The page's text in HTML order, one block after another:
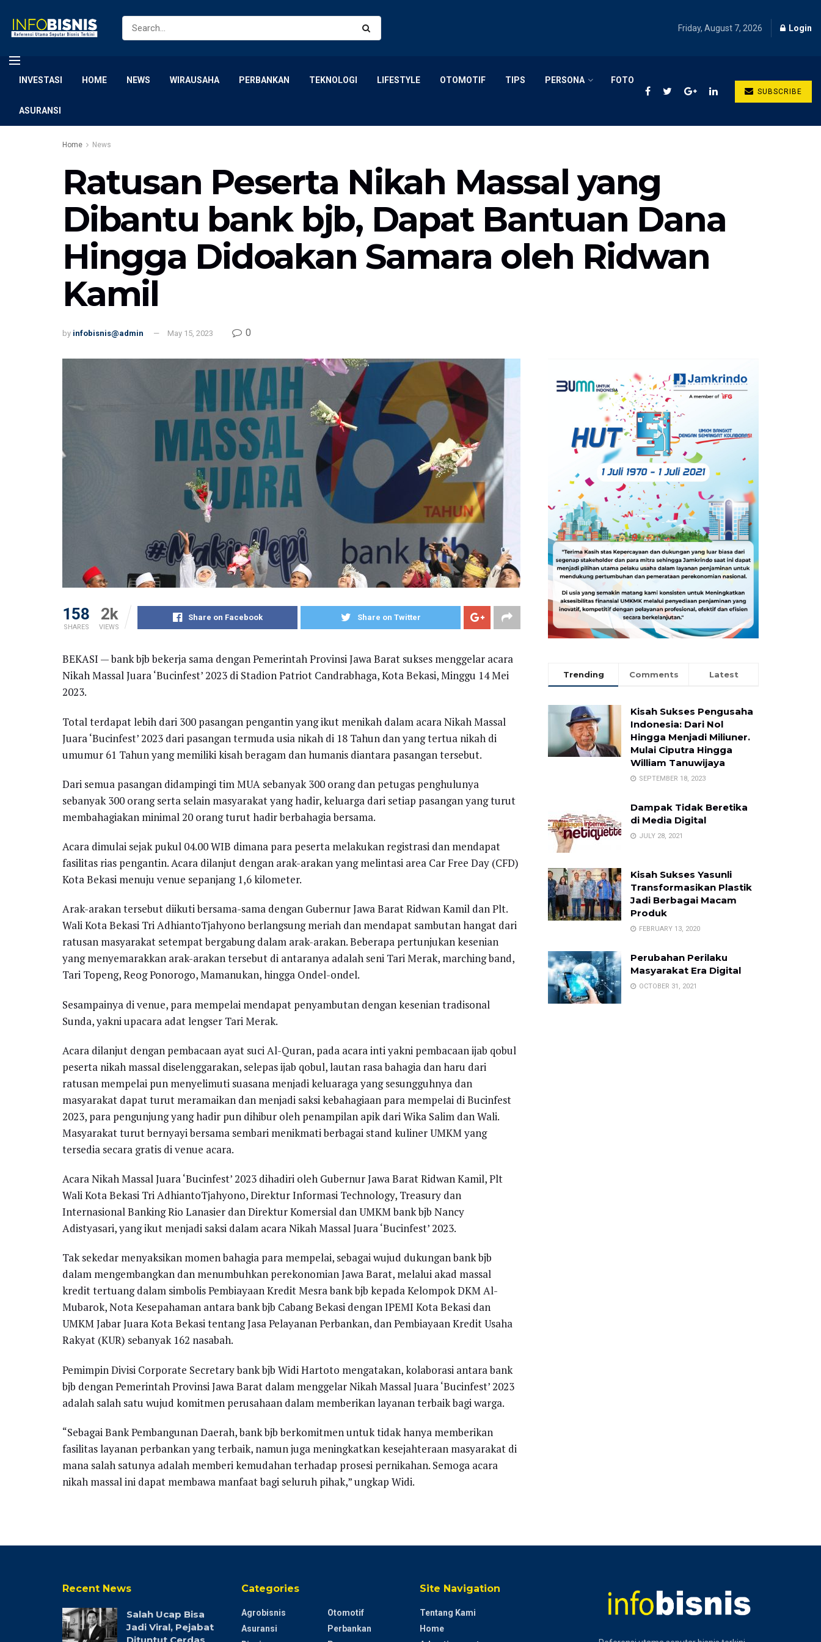
Friday, August 7, 2026 Login
INVESTASI HOME NEWS WIRAUSAHA PERBANKAN TEKNOLOGI LIFESTYLE OTOMOTIF TIPS PERSONA FOTO
ASURANSI
SUBSCRIBE
Home News
Ratusan Peserta Nikah Massal yang
Dibantu bank bjb, Dapat Bantuan Dana
Hingga Didoakan Samara oleh Ridwan
Kamil
by infobisnis@admin May 15, 2023 0
158
SHARES
2k
VIEWS
Share on Facebook Share on Twitter
BEKASI — bank bjb bekerja sama dengan Pemerintah Provinsi Jawa Barat sukses menggelar acara
Nikah Massal Juara ‘Bucinfest’ 2023 di Stadion Patriot Candrabhaga, Kota Bekasi, Minggu 14 Mei
2023.
Total terdapat lebih dari 300 pasangan pengantin yang ikut menikah dalam acara Nikah Massal
Juara ‘Bucinfest’ 2023 dari pasangan termuda usia nikah di 18 Tahun dan yang tertua nikah di
umumur 61 Tahun yang memiliki kisah beragam dan humanis diantara pasangan tersebut.
Dari semua pasangan didampingi tim MUA sebanyak 300 orang dan petugas penghulunya
sebanyak 300 orang serta selain masyarakat yang hadir, keluarga dari setiap pasangan yang turut
membahagiakan minimal 20 orang turut hadir berbahagia bersama.
Acara dimulai sejak pukul 04.00 WIB dimana para peserta melakukan registrasi dan mendapat
fasilitas rias pengantin. Acara dilanjut dengan arak-arakan yang melintasi area Car Free Day (CFD)
Kota Bekasi menuju venue sepanjang 1,6 kilometer.
Arak-arakan tersebut diikuti bersama-sama dengan Gubernur Jawa Barat Ridwan Kamil dan Plt.
Wali Kota Bekasi Tri AdhiantoTjahyono berlangsung meriah dan mendapat sambutan hangat dari
ratusan masyarakat setempat bergabung dalam arak-arakan. Beberapa pertunjukan kesenian
yang menyemarakkan arak-arakan tersebut di antaranya adalah seni Tari Merak, marching band,
Tari Topeng, Reog Ponorogo, Mamanukan, hingga Ondel-ondel.
Sesampainya di venue, para mempelai mendapat penyambutan dengan kesenian tradisonal
Sunda, yakni upacara adat lengser Tari Merak.
Acara dilanjut dengan pembacaan ayat suci Al-Quran, pada acara inti yakni pembacaan ijab qobul
peserta nikah massal diselenggarakan, selepas ijab qobul, lautan rasa bahagia dan haru dari
ratusan mempelai pun menyelimuti suasana menjadi keluaraga yang sesungguhnya dan
masyarakat dapat turut meramaikan dan menjadi saksi kebahagiaan para mempelai di Bucinfest
2023, para pengunjung yang hadir pun dihibur oleh penampilan apik dari Wika Salim dan Wali.
Masyarakat turut bernyayi bersama sembari menikmati berbagai stand kuliner UMKM yang
tersedia secara gratis di venue acara.
Acara Nikah Massal Juara ‘Bucinfest’ 2023 dihadiri oleh Gubernur Jawa Barat Ridwan Kamil, Plt
Wali Kota Bekasi Tri AdhiantoTjahyono, Direktur Informasi Technology, Treasury dan
Internasional Banking Rio Lanasier dan Direktur Komersial dan UMKM bank bjb Nancy
Adistyasari, yang ikut menjadi saksi dalam acara Nikah Massal Juara ‘Bucinfest’ 2023.
Tak sekedar menyaksikan momen bahagia para mempelai, sebagai wujud dukungan bank bjb
dalam mengembangkan dan menumbuhkan perekonomian Jawa Barat, melalui akad massal
kredit tertuang dalam simbolis Pembiayaan Kredit Mesra bank bjb kepada Kelompok DKM Al-
Mubarok, Nota Kesepahaman antara bank bjb Cabang Bekasi dengan IPEMI Kota Bekasi dan
UMKM Jabar Juara Kota Bekasi tentang Jasa Pelayanan Perbankan, dan Pembiayaan Kredit Usaha
Rakyat (KUR) sebanyak 162 nasabah.
Pemimpin Divisi Corporate Secretary bank bjb Widi Hartoto mengatakan, kolaborasi antara bank
bjb dengan Pemerintah Provinsi Jawa Barat dalam menggelar Nikah Massal Juara ‘Bucinfest’ 2023
adalah salah satu wujud komitmen perusahaan dalam memberikan layanan terbaik bagi warga.
“Sebagai Bank Pembangunan Daerah, bank bjb berkomitmen untuk tidak hanya memberikan
fasilitas layanan perbankan yang terbaik, namun juga meningkatkan kesejahteraan masyarakat di
mana salah satunya adalah memberi kemudahan terhadap prosesi pernikahan. Semoga acara
nikah massal ini dapat membawa manfaat bagi seluruh pihak,” ungkap Widi.
Trending Comments Latest
Kisah Sukses Pengusaha
Indonesia: Dari Nol
Hingga Menjadi Miliuner.
Mulai Ciputra Hingga
William Tanuwijaya
SEPTEMBER 18, 2023
Dampak Tidak Beretika
di Media Digital
JULY 28, 2021
Kisah Sukses Yasunli
Transformasikan Plastik
Jadi Berbagai Macam
Produk
FEBRUARY 13, 2020
Perubahan Perilaku
Masyarakat Era Digital
OCTOBER 31, 2021
Recent News
Salah Ucap Bisa
Jadi Viral, Pejabat
Categories
Agrobisnis
Asuransi
Otomotif
Perbankan
Site Navigation
Tentang Kami
Home